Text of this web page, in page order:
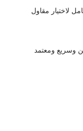
لاختيار مقاول
وسريع ومعتمد